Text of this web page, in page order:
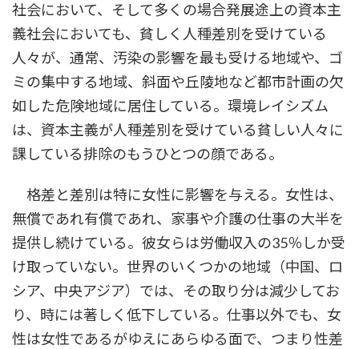
社会において、そして多くの場合発展途上の資本主
義社会においても、貧しく人種差別を受けている
人々が、通常、汚染の影響を最も受ける地域や、ゴ
ミの集中する地域、斜面や丘陵地など都市計画の欠
如した危険地域に居住している。環境レイシズム
は、資本主義が人種差別を受けている貧しい人々に
課している排除のもうひとつの顔である。
格差と差別は特に女性に影響を与える。女性は、
無償であれ有償であれ、家事や介護の仕事の大半を
提供し続けている。彼女らは労働収入の35％しか受
け取っていない。世界のいくつかの地域（中国、ロ
シア、中央アジア）では、その取り分は減少してお
り、時には著しく低下している。仕事以外でも、女
性は女性であるがゆえにあらゆる面で、つまり性差